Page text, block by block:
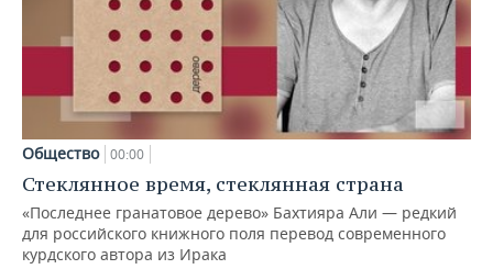
Общество 00:00
Стеклянное время, стеклянная страна
«Последнее гранатовое дерево» Бахтияра Али — редкий
для российского книжного поля перевод современного
курдского автора из Ирака